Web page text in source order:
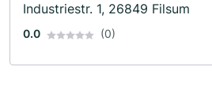
Industriestr. 1, 26849 Filsum
0.0 (0)